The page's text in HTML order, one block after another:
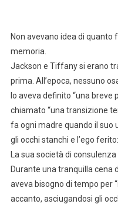
Non avevano idea di
memoria.
Jackson e Tiffany si erano
prima. All’epoca, nessuno
lo aveva definito “una breve
chiamato “una transizione
fa ogni madre quando il suo
gli occhi stanchi e l’ego
La sua società di
Durante una tranquilla cena
aveva bisogno di tempo per
accanto, asciugandosi gli